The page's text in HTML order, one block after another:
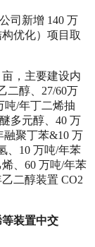
司新增 140 万
优化）项目取
，主要建设内
二醇、27/60万
吨/年丁二烯抽
多元醇、40 万
融聚丁苯&10 万
、10 万吨/年苯
、60 万吨/年苯
二醇装置 CO2
装置中交